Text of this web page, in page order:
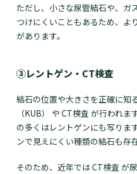
ただし、小さな尿管結石や、ガ
つけにくいこともあるため、よ
があります。
③レントゲン・CT検査
結石の位置や大きさを正確に知
（KUB） や CT検査 が行われ
の多くはレントゲンにも写りま
ンで見えにくい種類の結石も存
そのため、近年では CT検査 が